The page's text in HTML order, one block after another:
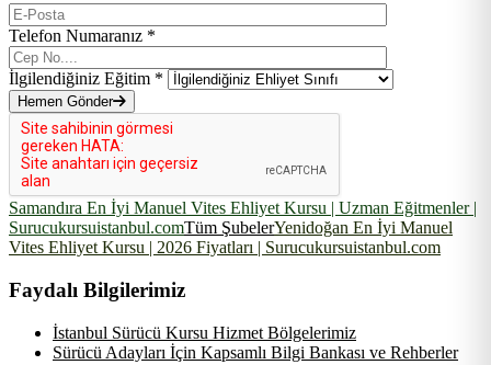
Telefon Numaranız *
İlgilendiğiniz Eğitim *
Hemen Gönder
Samandıra En İyi Manuel Vites Ehliyet Kursu | Uzman Eğitmenler |
Surucukursuistanbul.comTüm ŞubelerYenidoğan En İyi Manuel
Vites Ehliyet Kursu | 2026 Fiyatları | Surucukursuistanbul.com
Faydalı Bilgilerimiz
İstanbul Sürücü Kursu Hizmet Bölgelerimiz
Sürücü Adayları İçin Kapsamlı Bilgi Bankası ve Rehberler